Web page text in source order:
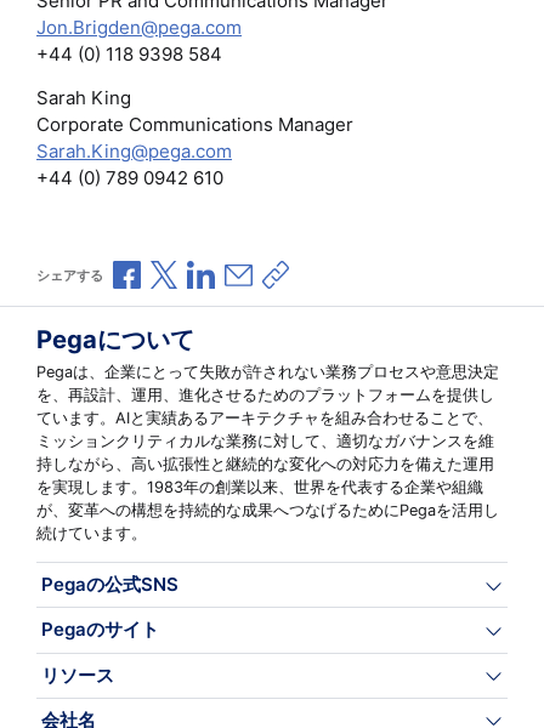
Jon.Brigden@pega.com
+44 (0) 118 9398 584
Sarah King
Corporate Communications Manager
Sarah.King@pega.com
+44 (0) 789 0942 610
シェアする Facebookで共有
Xで共有LinkedInで共有
メールで共有
共有リンクをコピー
Pegaについて
Pegaは、企業にとって失敗が許されない業務プロセスや意思決定
を、再設計、運用、進化させるためのプラットフォームを提供し
ています。AIと実績あるアーキテクチャを組み合わせることで、
ミッションクリティカルな業務に対して、適切なガバナンスを維
持しながら、高い拡張性と継続的な変化への対応力を備えた運用
を実現します。1983年の創業以来、世界を代表する企業や組織
が、変革への構想を持続的な成果へつなげるためにPegaを活用し
続けています。
Pegaの公式SNS
Pegaのサイト
リソース
会社名